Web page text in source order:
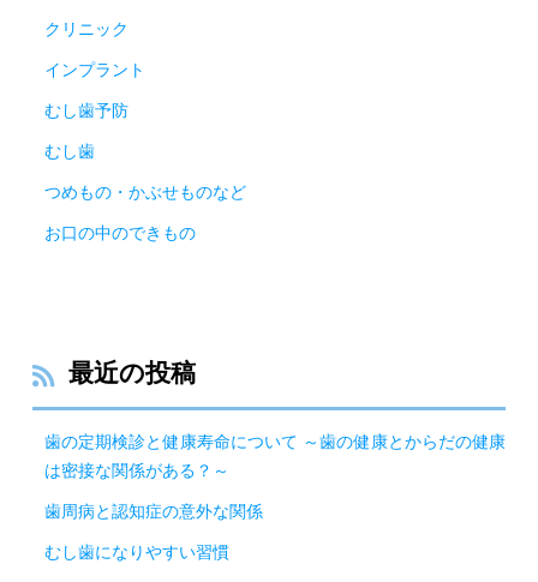
クリニック
インプラント
むし歯予防
むし歯
つめもの・かぶせものなど
お口の中のできもの
最近の投稿
歯の定期検診と健康寿命について ～歯の健康とからだの健康
は密接な関係がある？～
歯周病と認知症の意外な関係
むし歯になりやすい習慣